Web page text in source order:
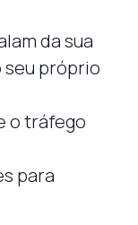
da sua
seu próprio
o tráfego
para